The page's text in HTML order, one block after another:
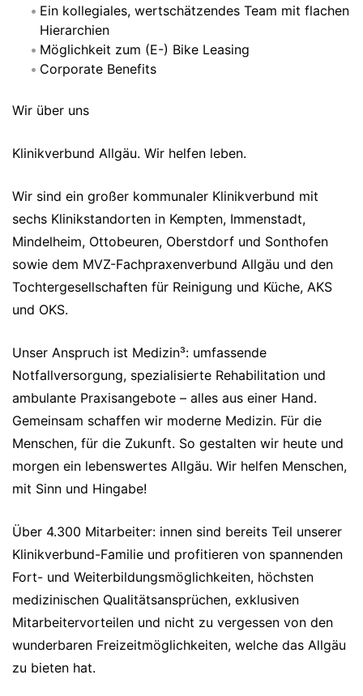
Ein kollegiales, wertschätzendes Team mit flachen
Hierarchien
Möglichkeit zum (E-) Bike Leasing
Corporate Benefits
Wir über uns
Klinikverbund Allgäu. Wir helfen leben.
Wir sind ein großer kommunaler Klinikverbund mit
sechs Klinikstandorten in Kempten, Immenstadt,
Mindelheim, Ottobeuren, Oberstdorf und Sonthofen
sowie dem MVZ-Fachpraxenverbund Allgäu und den
Tochtergesellschaften für Reinigung und Küche, AKS
und OKS.
Unser Anspruch ist Medizin³: umfassende
Notfallversorgung, spezialisierte Rehabilitation und
ambulante Praxisangebote – alles aus einer Hand.
Gemeinsam schaffen wir moderne Medizin. Für die
Menschen, für die Zukunft. So gestalten wir heute und
morgen ein lebenswertes Allgäu. Wir helfen Menschen,
mit Sinn und Hingabe!
Über 4.300 Mitarbeiter: innen sind bereits Teil unserer
Klinikverbund-Familie und profitieren von spannenden
Fort- und Weiterbildungsmöglichkeiten, höchsten
medizinischen Qualitätsansprüchen, exklusiven
Mitarbeitervorteilen und nicht zu vergessen von den
wunderbaren Freizeitmöglichkeiten, welche das Allgäu
zu bieten hat.